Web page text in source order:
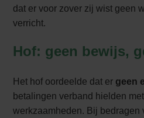
dat er voor zover zij wist geen
verricht.
Hof: geen bewijs,
Het hof oordeelde dat er geen
betalingen verband hielden
werkzaamheden. Bij bedragen